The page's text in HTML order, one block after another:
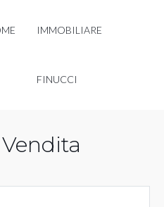
IMMOBILIARE
FINUCCI